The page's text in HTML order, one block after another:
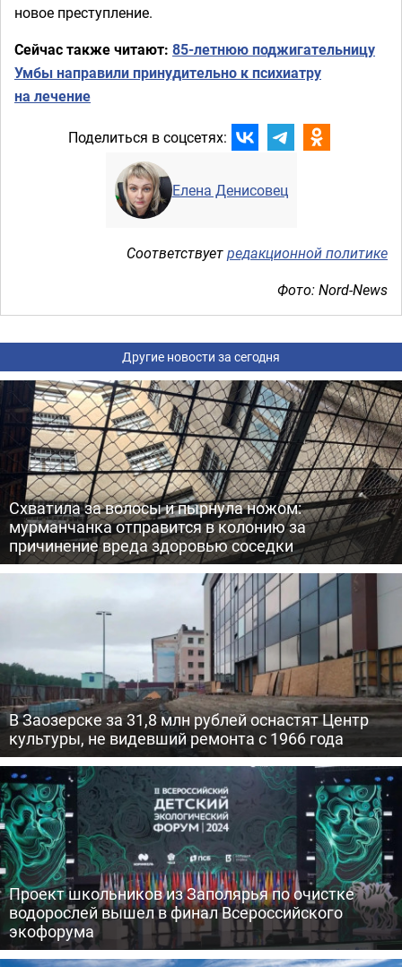
новое преступление.
Сейчас также читают: 85-летнюю поджигательницу
Умбы направили принудительно к психиатру
на лечение
Поделиться в соцсетях:
Елена Денисовец
Соответствуетредакционной политике
Фото: Nord-News
Другие новости за сегодня
Схватила за волосы и пырнула ножом:
мурманчанка отправится в колонию за
причинение вреда здоровью соседки
В Заозерске за 31,8 млн рублей оснастят Центр
культуры, не видевший ремонта с 1966 года
Проект школьников из Заполярья по очистке
водорослей вышел в финал Всероссийского
экофорума